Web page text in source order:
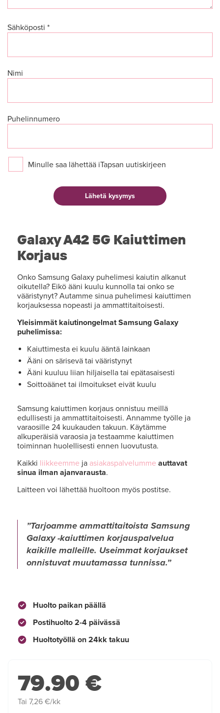
Sähköposti *
Nimi
Puhelinnumero
Minulle saa lähettää iTapsan uutiskirjeen
Galaxy A42 5G Kaiuttimen
Korjaus
Onko Samsung Galaxy puhelimesi kaiutin alkanut
oikutella? Eikö ääni kuulu kunnolla tai onko se
vääristynyt? Autamme sinua puhelimesi kaiuttimen
korjauksessa nopeasti ja ammattitaitoisesti.
Yleisimmät kaiutinongelmat Samsung Galaxy
puhelimissa:
Kaiuttimesta ei kuulu ääntä lainkaan
Ääni on särisevä tai vääristynyt
Ääni kuuluu liian hiljaisella tai epätasaisesti
Soittoäänet tai ilmoitukset eivät kuulu
Samsung kaiuttimen korjaus onnistuu meillä
edullisesti ja ammattitaitoisesti. Annamme työlle ja
varaosille 24 kuukauden takuun. Käytämme
alkuperäisiä varaosia ja testaamme kaiuttimen
toiminnan huolellisesti ennen luovutusta.
Kaikki liikkeemme ja asiakaspalvelumme auttavat
sinua ilman ajanvarausta.
Laitteen voi lähettää huoltoon myös postitse.
Tarjoamme ammattitaitoista Samsung
Galaxy -kaiuttimen korjauspalvelua
kaikille malleille. Useimmat korjaukset
onnistuvat muutamassa tunnissa.
Huolto paikan päällä
Postihuolto 2-4 päivässä
Huoltotyöllä on 24kk takuu
79.90 €
Tai 7,26 €/kk